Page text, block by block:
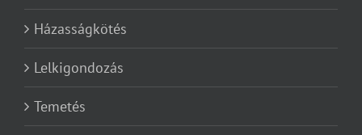
Házasságkötés
Lelkigondozás
Temetés